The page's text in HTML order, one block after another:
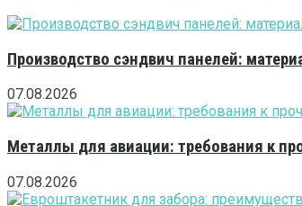
Производство сэндвич панелей:
07.08.2026
Металлы для авиации: требования к
07.08.2026